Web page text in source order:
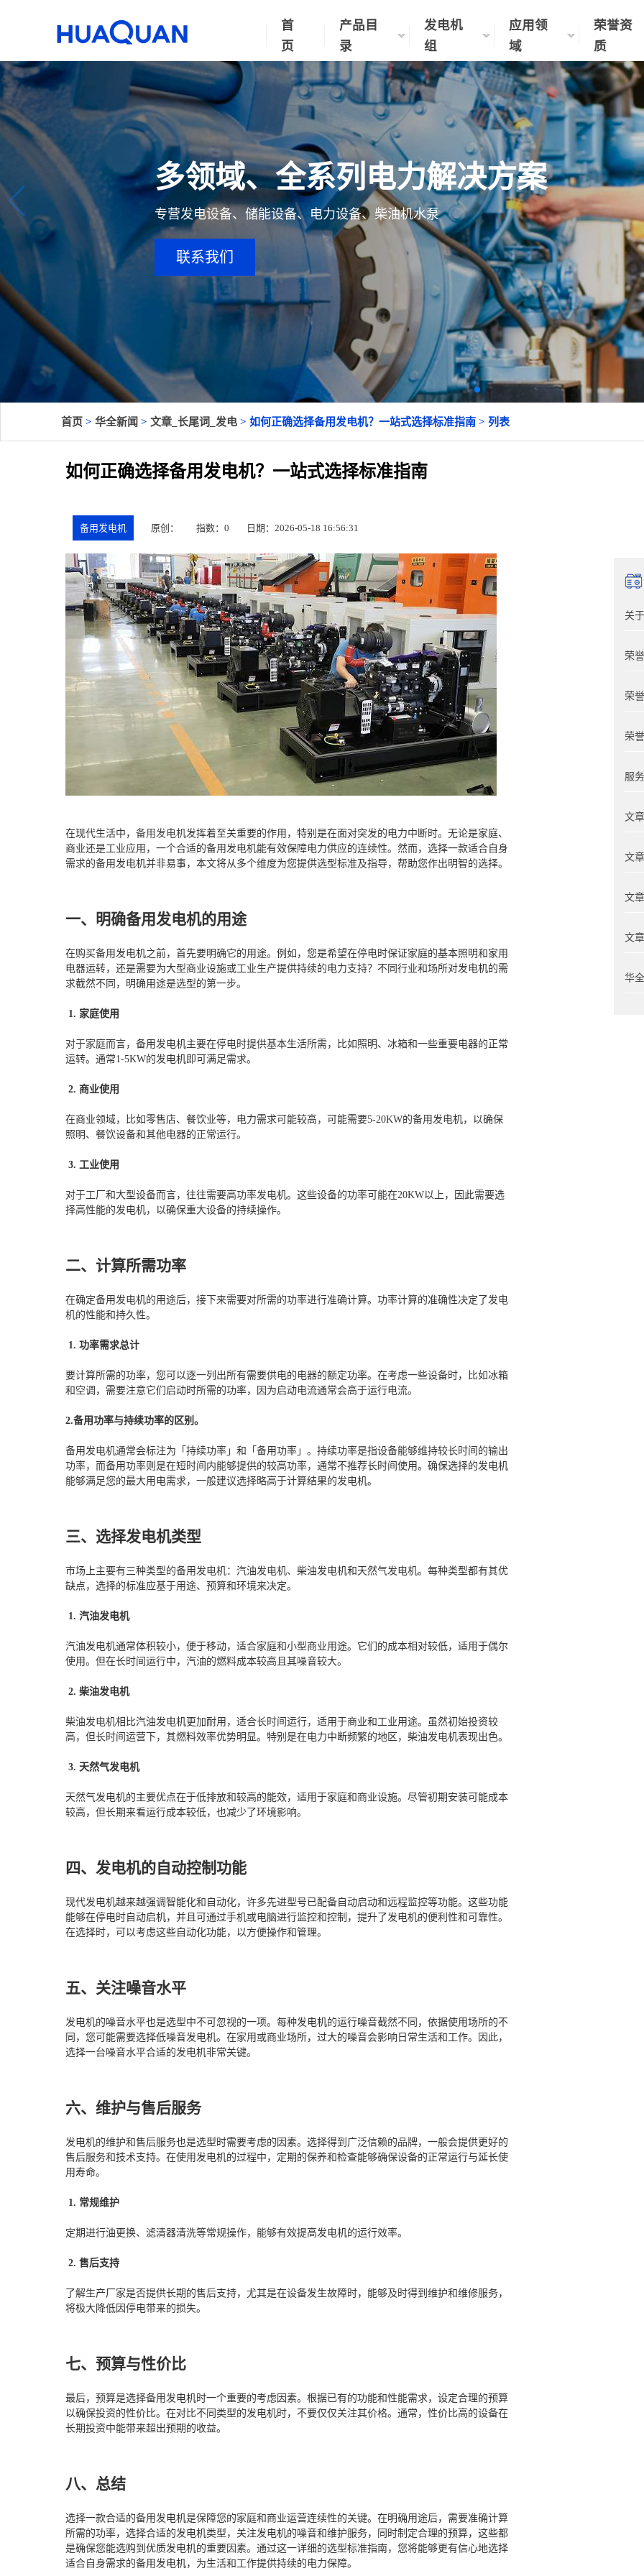
首
页
产品目
录
发电机
组
应用领
域
荣誉资
质
多领域、全系列电力解决方案
专营发电设备、储能设备、电力设备、柴油机水泵
联系我们
首页 > 华全新闻 > 文章_长尾词_发电 > 如何正确选择备用发电机？一站式选择标准指南 > 列表
如何正确选择备用发电机？一站式选择标准指南
备用发电机 原创： 指数：0 日期：2026-05-18 16:56:31
在现代生活中，备用发电机发挥着至关重要的作用，特别是在面对突发的电力中断时。无论是家庭、
商业还是工业应用，一个合适的备用发电机能有效保障电力供应的连续性。然而，选择一款适合自身
需求的备用发电机并非易事，本文将从多个维度为您提供选型标准及指导，帮助您作出明智的选择。
一、明确备用发电机的用途
在购买备用发电机之前，首先要明确它的用途。例如，您是希望在停电时保证家庭的基本照明和家用
电器运转，还是需要为大型商业设施或工业生产提供持续的电力支持？不同行业和场所对发电机的需
求截然不同，明确用途是选型的第一步。
1. 家庭使用
对于家庭而言，备用发电机主要在停电时提供基本生活所需，比如照明、冰箱和一些重要电器的正常
运转。通常1-5KW的发电机即可满足需求。
2. 商业使用
在商业领域，比如零售店、餐饮业等，电力需求可能较高，可能需要5-20KW的备用发电机，以确保
照明、餐饮设备和其他电器的正常运行。
3. 工业使用
对于工厂和大型设备而言，往往需要高功率发电机。这些设备的功率可能在20KW以上，因此需要选
择高性能的发电机，以确保重大设备的持续操作。
二、计算所需功率
在确定备用发电机的用途后，接下来需要对所需的功率进行准确计算。功率计算的准确性决定了发电
机的性能和持久性。
1. 功率需求总计
要计算所需的功率，您可以逐一列出所有需要供电的电器的额定功率。在考虑一些设备时，比如冰箱
和空调，需要注意它们启动时所需的功率，因为启动电流通常会高于运行电流。
2.备用功率与持续功率的区别。
备用发电机通常会标注为「持续功率」和「备用功率」。持续功率是指设备能够维持较长时间的输出
功率，而备用功率则是在短时间内能够提供的较高功率，通常不推荐长时间使用。确保选择的发电机
能够满足您的最大用电需求，一般建议选择略高于计算结果的发电机。
三、选择发电机类型
市场上主要有三种类型的备用发电机：汽油发电机、柴油发电机和天然气发电机。每种类型都有其优
缺点，选择的标准应基于用途、预算和环境来决定。
1. 汽油发电机
汽油发电机通常体积较小，便于移动，适合家庭和小型商业用途。它们的成本相对较低，适用于偶尔
使用。但在长时间运行中，汽油的燃料成本较高且其噪音较大。
2. 柴油发电机
柴油发电机相比汽油发电机更加耐用，适合长时间运行，适用于商业和工业用途。虽然初始投资较
高，但长时间运营下，其燃料效率优势明显。特别是在电力中断频繁的地区，柴油发电机表现出色。
3. 天然气发电机
天然气发电机的主要优点在于低排放和较高的能效，适用于家庭和商业设施。尽管初期安装可能成本
较高，但长期来看运行成本较低，也减少了环境影响。
四、发电机的自动控制功能
现代发电机越来越强调智能化和自动化，许多先进型号已配备自动启动和远程监控等功能。这些功能
能够在停电时自动启机，并且可通过手机或电脑进行监控和控制，提升了发电机的便利性和可靠性。
在选择时，可以考虑这些自动化功能，以方便操作和管理。
五、关注噪音水平
发电机的噪音水平也是选型中不可忽视的一项。每种发电机的运行噪音截然不同，依据使用场所的不
同，您可能需要选择低噪音发电机。在家用或商业场所，过大的噪音会影响日常生活和工作。因此，
选择一台噪音水平合适的发电机非常关键。
六、维护与售后服务
发电机的维护和售后服务也是选型时需要考虑的因素。选择得到广泛信赖的品牌，一般会提供更好的
售后服务和技术支持。在使用发电机的过程中，定期的保养和检查能够确保设备的正常运行与延长使
用寿命。
1. 常规维护
定期进行油更换、滤清器清洗等常规操作，能够有效提高发电机的运行效率。
2. 售后支持
了解生产厂家是否提供长期的售后支持，尤其是在设备发生故障时，能够及时得到维护和维修服务，
将极大降低因停电带来的损失。
七、预算与性价比
最后，预算是选择备用发电机时一个重要的考虑因素。根据已有的功能和性能需求，设定合理的预算
以确保投资的性价比。在对比不同类型的发电机时，不要仅仅关注其价格。通常，性价比高的设备在
长期投资中能带来超出预期的收益。
八、总结
选择一款合适的备用发电机是保障您的家庭和商业运营连续性的关键。在明确用途后，需要准确计算
所需的功率，选择合适的发电机类型，关注发电机的噪音和维护服务，同时制定合理的预算，这些都
是确保您能选购到优质发电机的重要因素。通过这一详细的选型标准指南，您将能够更有信心地选择
适合自身需求的备用发电机，为生活和工作提供持续的电力保障。
关
荣
荣
荣
服
文
文
文
文
华